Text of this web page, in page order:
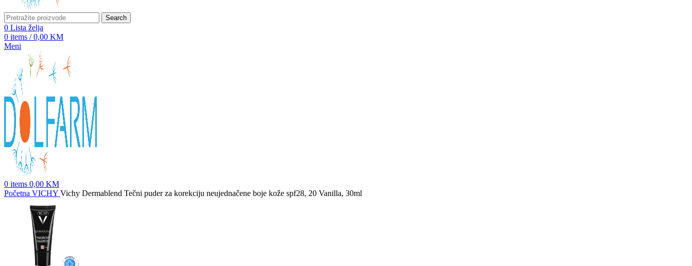
Search
0 Lista želja
0 items / 0,00 KM
Meni
0 items 0,00 KM
Početna VICHY Vichy Dermablend Tečni puder za korekciju neujednačene boje kože spf28, 20 Vanilla, 30ml